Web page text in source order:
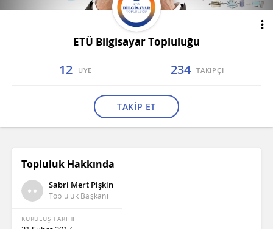
ETÜ Bilgisayar Topluluğu
12 ÜYE 234 TAKİPÇİ
TAKİP ET
Topluluk Hakkında
Sabri Mert Pişkin
Topluluk Başkanı
KURULUŞ TARİHİ